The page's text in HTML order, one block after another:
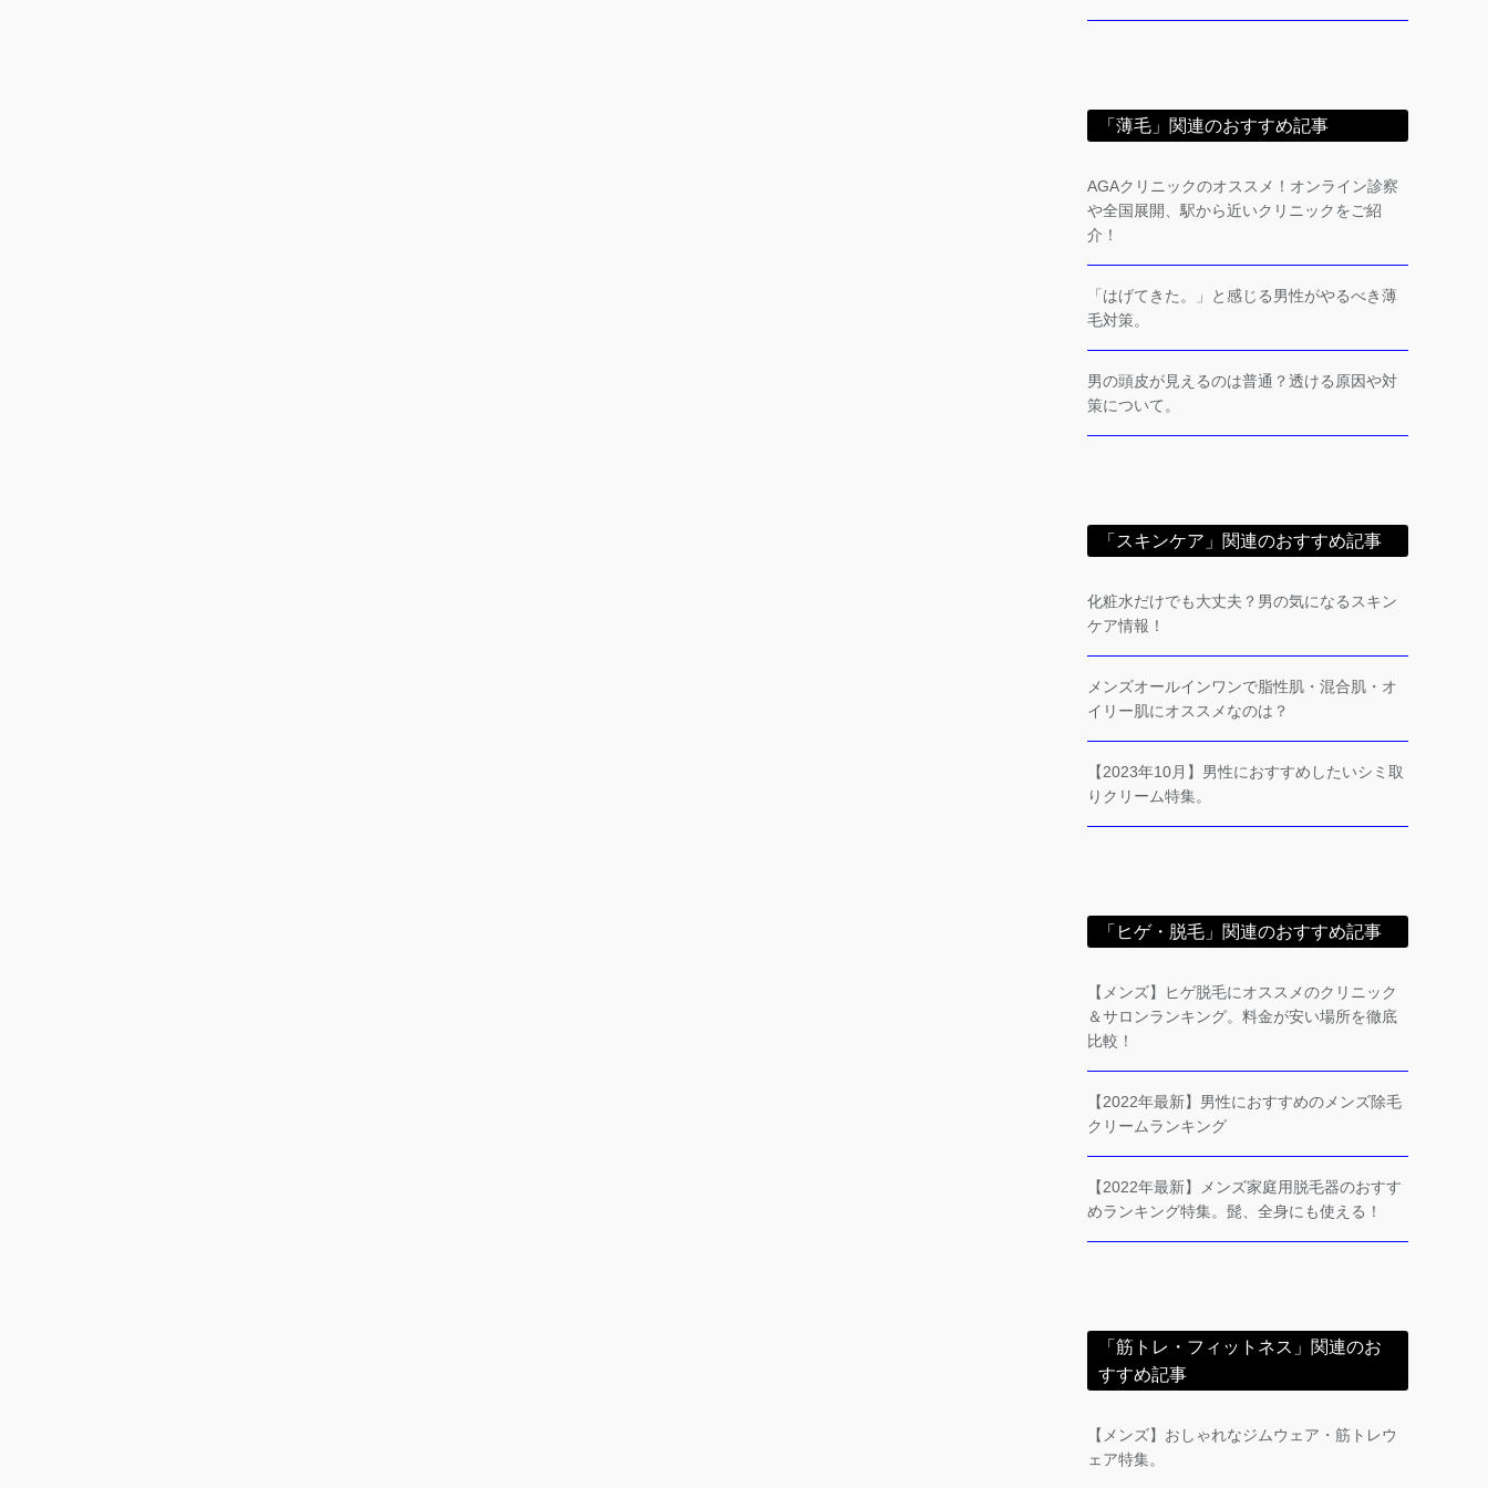
「薄毛」関連のおすすめ記事
AGAクリニックのオススメ！オンライン診察
や全国展開、駅から近いクリニックをご紹
介！
「はげてきた。」と感じる男性がやるべき薄
毛対策。
男の頭皮が見えるのは普通？透ける原因や対
策について。
「スキンケア」関連のおすすめ記事
化粧水だけでも大丈夫？男の気になるスキン
ケア情報！
メンズオールインワンで脂性肌・混合肌・オ
イリー肌にオススメなのは？
【2023年10月】男性におすすめしたいシミ取
りクリーム特集。
「ヒゲ・脱毛」関連のおすすめ記事
【メンズ】ヒゲ脱毛にオススメのクリニック
＆サロンランキング。料金が安い場所を徹底
比較！
【2022年最新】男性におすすめのメンズ除毛
クリームランキング
【2022年最新】メンズ家庭用脱毛器のおすす
めランキング特集。髭、全身にも使える！
「筋トレ・フィットネス」関連のお
すすめ記事
【メンズ】おしゃれなジムウェア・筋トレウ
ェア特集。